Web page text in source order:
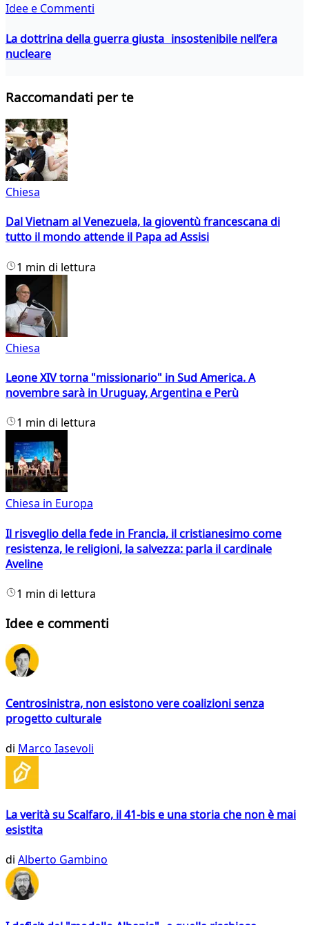
Idee e Commenti
La dottrina della guerra giusta insostenibile nell’era
nucleare
Raccomandati per te
Chiesa
Dal Vietnam al Venezuela, la gioventù francescana di
tutto il mondo attende il Papa ad Assisi
1 min di lettura
Chiesa
Leone XIV torna "missionario" in Sud America. A
novembre sarà in Uruguay, Argentina e Perù
1 min di lettura
Chiesa in Europa
Il risveglio della fede in Francia, il cristianesimo come
resistenza, le religioni, la salvezza: parla il cardinale
Aveline
1 min di lettura
Idee e commenti
Centrosinistra, non esistono vere coalizioni senza
progetto culturale
di Marco Iasevoli
La verità su Scalfaro, il 41-bis e una storia che non è mai
esistita
di Alberto Gambino